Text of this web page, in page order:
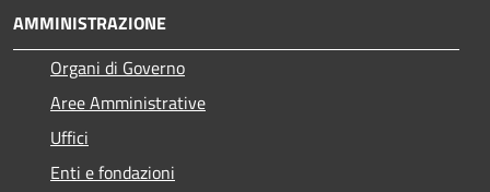
AMMINISTRAZIONE
Organi di Governo
Aree Amministrative
Uffici
Enti e fondazioni